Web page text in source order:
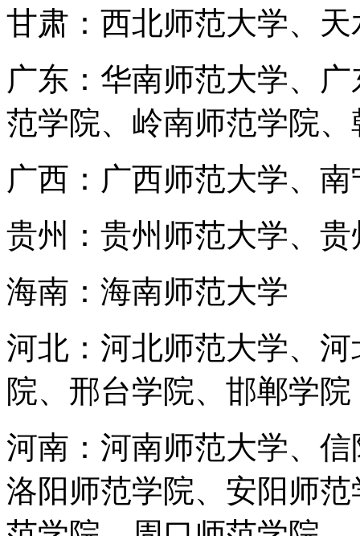
甘肃：西北师范大学、
广东：华南师范大学、
范学院、岭南师范学院
广西：广西师范大学、
贵州：贵州师范大学、
海南：海南师范大学
河北：河北师范大学、
院、邢台学院、邯郸学院
河南：河南师范大学、
洛阳师范学院、安阳师